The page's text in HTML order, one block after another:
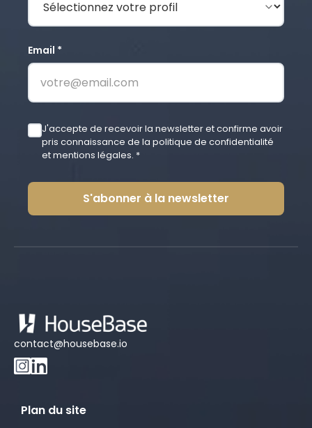
Email *
J'accepte de recevoir la newsletter et confirme avoir
pris connaissance de la politique de confidentialité
et mentions légales. *
S'abonner à la newsletter
contact@housebase.io
Plan du site